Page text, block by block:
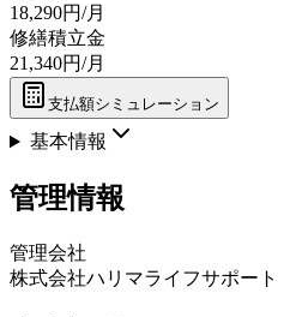
18,290円/月
修繕積立金
21,340円/月
支払額シミュレーション
基本情報
管理情報
管理会社
株式会社ハリマライフサポート